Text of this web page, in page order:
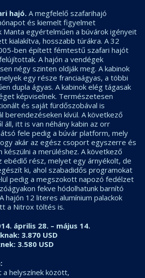
hajó.A megfelelő szafarihajó
és kiemelt figyelmet
Manta egyértelműen a búvárok igényeit
kialakítva, hosszabb túrákra. A 32
ben épített fémtestű szafari hajót
A hajón a vendégek
négy szinten oldják meg. A kabinok
egy része franciaágyas, a többi
dupla ágyas. A kabinok elég tágasak
képviselnek. Természetesen
és saját fürdőszobával is
berendezéseken kívül. A következő
itt is van néhány kabin az orr
fele pedig a búvár platform, mely
akár az egész csoport egyszerre és
készülni a merüléshez. A következő
ebédlő rész, melyet egy árnyékolt, de
ki, ahol szabadidős programokat
pedig a megszokott napozó fedélzet
fekve hódolhatunk barnító
hajón 12 literes alumínium palackok
a Nitrox töltés is.
április 28. – május 14.
3.870 USD
3.580 USD
helyszínek között,